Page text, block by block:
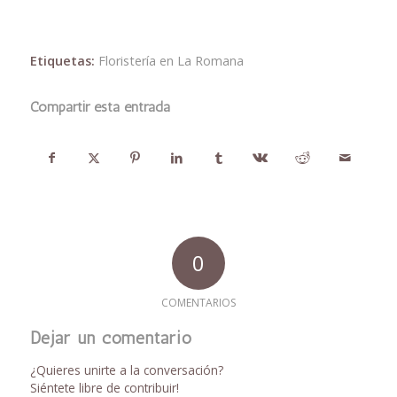
Etiquetas: Floristería en La Romana
Compartir esta entrada
0
COMENTARIOS
Dejar un comentario
¿Quieres unirte a la conversación?
Siéntete libre de contribuir!